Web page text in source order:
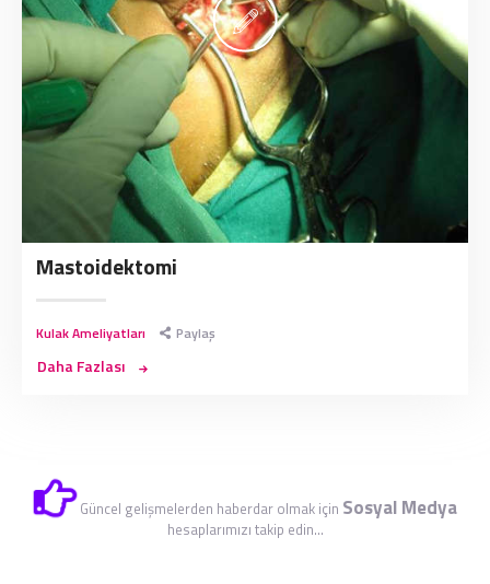
Mastoidektomi
Kulak Ameliyatları Paylaş
Daha Fazlası
Güncel gelişmelerden haberdar olmak için Sosyal Medya
hesaplarımızı takip edin...